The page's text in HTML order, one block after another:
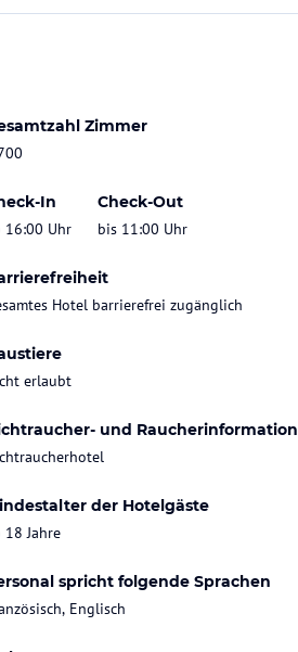
Zimmer
In
16:00 Uhr
Check-Out
bis 11:00 Uhr
Hotel barrierefrei zugänglich
erlaubt
und Raucherinformation
der Hotelgäste
18 Jahre
spricht folgende Sprachen
Englisch